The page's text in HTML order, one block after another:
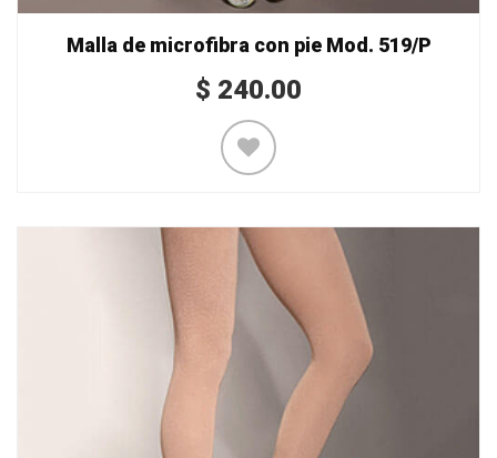
Malla de microfibra con pie Mod. 519/P
$ 240.00